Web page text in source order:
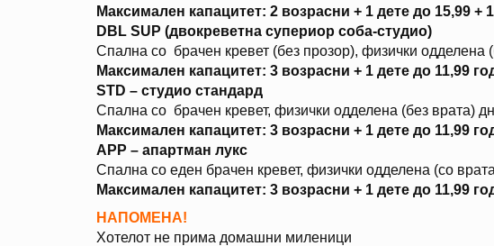
Максимален капацитет: 2 возрасни + 1 дете до 15,99 +
DBL SUP (двокреветна супериор соба-студио)
Спална со брачен кревет (без прозор), физички одделена
Максимален капацитет: 3 возрасни + 1 дете до 11,99
STD – студио стандард
Спална со брачен кревет, физички одделена (без врата)
Максимален капацитет: 3 возрасни + 1 дете до 11,99
APP – апартман лукс
Спална со еден брачен кревет, физички одделена (со
Максимален капацитет: 3 возрасни + 1 дете до 11,99
НАПОМЕНА!
Хотелот не прима домашни миленици